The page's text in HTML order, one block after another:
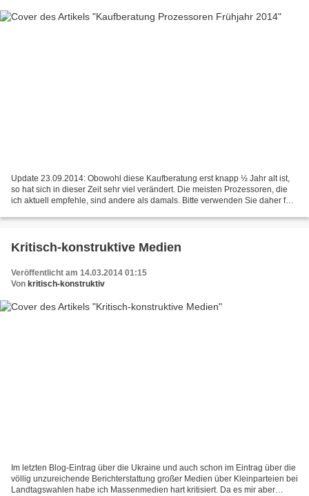
Update 23.09.2014: Obowohl diese Kaufberatung erst knapp ½ Jahr alt ist,
so hat sich in dieser Zeit sehr viel verändert. Die meisten Prozessoren, die
ich aktuell empfehle, sind andere als damals. Bitte verwenden Sie daher für
Kritisch-konstruktive Medien
Veröffentlicht am 14.03.2014 01:15
Von kritisch-konstruktiv
Im letzten Blog-Eintrag über die Ukraine und auch schon im Eintrag über die
völlig unzureichende Berichterstattung großer Medien über Kleinparteien bei
Landtagswahlen habe ich Massenmedien hart kritisiert. Da es mir aber